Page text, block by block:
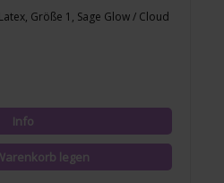
Größe 1, Sage Glow / Cloud